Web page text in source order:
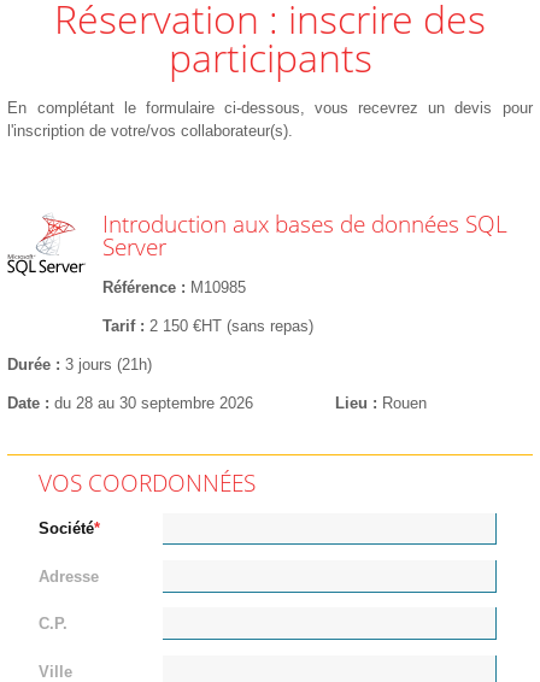
Réservation : inscrire des
participants
En complétant le formulaire ci-dessous, vous recevrez un devis pour
l'inscription de votre/vos collaborateur(s).
Introduction aux bases de données SQL
Server
Référence M10985
Tarif 2 150 €HT (sans repas)
Durée 3 jours (21h)
Date du 28 au 30 septembre 2026 Lieu Rouen
VOS COORDONNÉES
Société
Adresse
C.P.
Ville